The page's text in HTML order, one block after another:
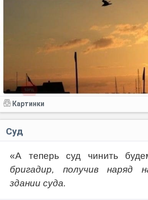
Картинки
Суд
«А теперь суд чинить
бригадир, получив наряд
здании суда.